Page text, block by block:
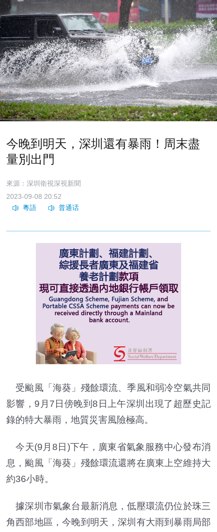
今晚到明天，深圳還有暴雨！周末盡
量別出門
來源：深圳衛視深視新聞
2023-09-08 20:52
受颱風「海葵」殘餘環流、季風和弱冷空氣共同
影響，9月7日傍晚到8日上午深圳出現了超歷史記
錄的特大暴雨，地質災害風險極高。
今天(9月8日)下午，廣東省氣象服務中心發布消
息，颱風「海葵」殘餘環流還將在廣東上空維持大
約36小時。
據深圳市氣象台最新消息，低壓環流仍位於珠三
角西部地區，今晚到明天，深圳有大雨到暴雨局部